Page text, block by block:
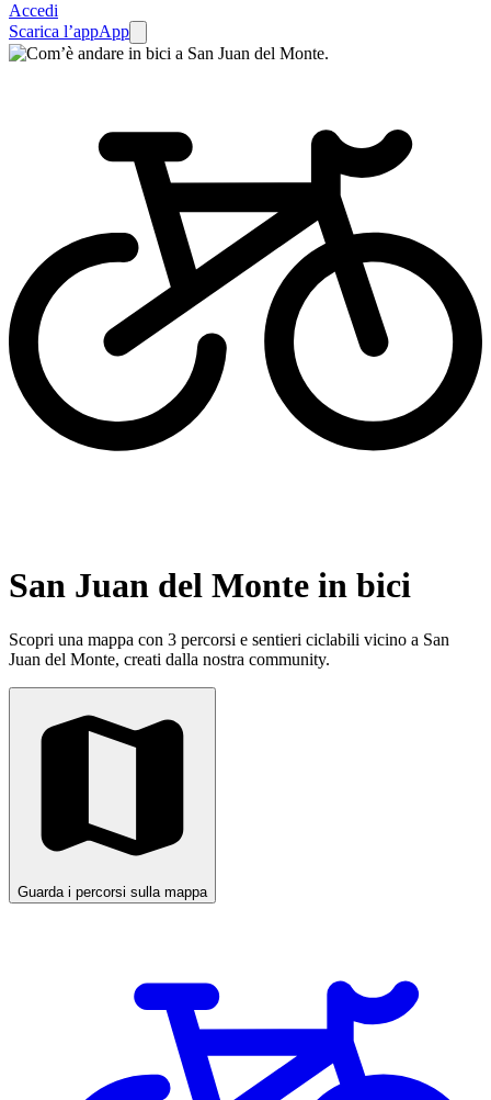
Accedi
Scarica l’appApp
San Juan del Monte in bici
Scopri una mappa con 3 percorsi e sentieri ciclabili vicino a San
Juan del Monte, creati dalla nostra community.
Guarda i percorsi sulla mappa